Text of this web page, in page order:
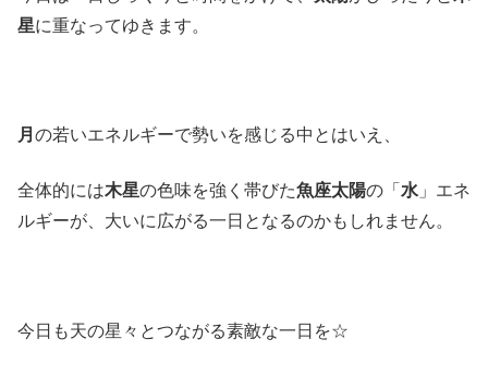
星に重なってゆきます。
月 の若いエネルギーで勢いを感じる中とはいえ、
全体的には木星の色味を強く帯びた魚座太陽の「 水 」エネ
ルギーが、大いに広がる一日となるのかもしれません。
今日も天の星々とつながる素敵な一日を☆